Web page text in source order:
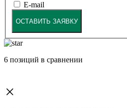
E-mail
ОСТАВИТЬ ЗАЯВКУ
6 позиций в сравнении